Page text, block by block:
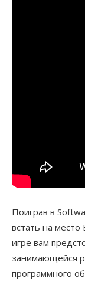
Поиграв в
встать на место
игре вам
занимающейся
программного